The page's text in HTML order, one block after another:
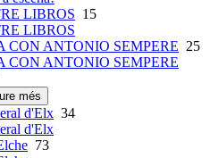
LIBROS 15
LIBROS
CON ANTONIO SEMPERE 25
CON ANTONIO SEMPERE
més
d'Elx 34
d'Elx
73